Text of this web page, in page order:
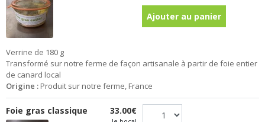
Ajouter au panier
Verrine de 180 g
Transformé sur notre ferme de façon artisanale à partir de foie entier
de canard local
Origine : Produit sur notre ferme, France
Foie gras classique 33.00€